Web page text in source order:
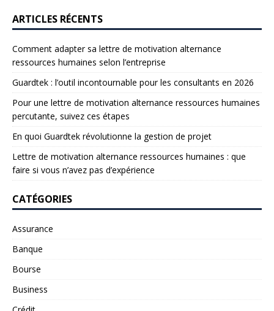
ARTICLES RÉCENTS
Comment adapter sa lettre de motivation alternance
ressources humaines selon l’entreprise
Guardtek : l’outil incontournable pour les consultants en 2026
Pour une lettre de motivation alternance ressources humaines
percutante, suivez ces étapes
En quoi Guardtek révolutionne la gestion de projet
Lettre de motivation alternance ressources humaines : que
faire si vous n’avez pas d’expérience
CATÉGORIES
Assurance
Banque
Bourse
Business